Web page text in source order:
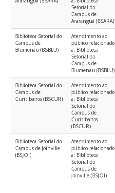
Setorial do
Campus de
Araranguá (BSARA)
Biblioteca Setorial do
Campus de
Blumenau (BSBLU)
Atendimento ao
público relacionado
a: Biblioteca
Setorial do
Campus de
Blumenau (BSBLU)
Biblioteca Setorial do
Campus de
Curitibanos (BSCUR)
Atendimento ao
público relacionado
a: Biblioteca
Setorial do
Campus de
Curitibanos
(BSCUR)
Biblioteca Setorial do
Campus de Joinville
(BSJOI)
Atendimento ao
público relacionado
a: Biblioteca
Setorial do
Campus de
Joinville (BSJOI)